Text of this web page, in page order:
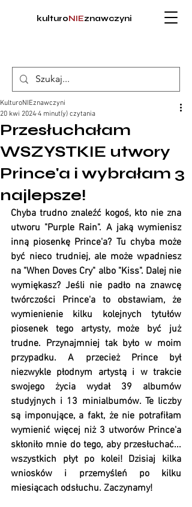
kulturoNIEznawczyni
Przesłuchałam
WSZYSTKIE utwory
Prince'a i wybrałam 3
najlepsze!
KulturoNIEznawczyni
20 kwi 2024 4 minut(y) czytania
Chyba trudno znaleźć kogoś, kto nie zna
utworu "Purple Rain". A jaką wymienisz
inną piosenkę Prince'a? Tu chyba może
być nieco trudniej, ale może wpadniesz
na "When Doves Cry" albo "Kiss". Dalej nie
wymiękasz? Jeśli nie padło na znawcę
twórczości Prince'a to obstawiam, że
wymienienie kilku kolejnych tytułów
piosenek tego artysty, może być już
trudne. Przynajmniej tak było w moim
przypadku. A przecież Prince był
niezwykle płodnym artystą i w trakcie
swojego życia wydał 39 albumów
studyjnych i 13 minialbumów. Te liczby
są imponujące, a fakt, że nie potrafiłam
wymienić więcej niż 3 utworów Prince'a
skłoniło mnie do tego, aby przesłuchać...
wszystkich płyt po kolei! Dzisiaj kilka
wniosków i przemyśleń po kilku
miesiącach odsłuchu. Zaczynamy!